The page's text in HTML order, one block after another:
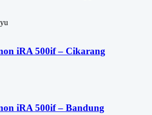
iRA 500if – Cikarang
iRA 500if – Bandung